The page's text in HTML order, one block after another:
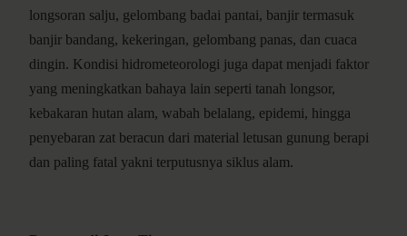
longsoran salju, gelombang badai pantai, banjir termasuk
banjir bandang, kekeringan, gelombang panas, dan cuaca
dingin. Kondisi hidrometeorologi juga dapat menjadi faktor
yang meningkatkan bahaya lain seperti tanah longsor,
kebakaran hutan alam, wabah belalang, epidemi, hingga
penyebaran zat beracun dari material letusan gunung berapi
dan paling fatal yakni terputusnya siklus alam.